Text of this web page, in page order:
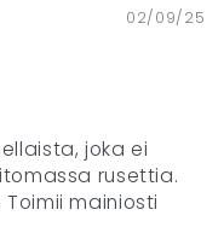
02/09/25
joka ei
rusettia.
mainiosti